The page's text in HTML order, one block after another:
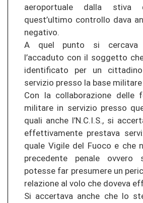
aeroportuale dalla stiva
quest’ultimo controllo dava
negativo.
A quel punto si cercava
l’accaduto con il soggetto
identificato per un
servizio presso la base
Con la collaborazione delle
militare in servizio presso
quali anche l’N.C.I.S., si
effettivamente prestava
quale Vigile del Fuoco e che
precedente penale ovvero
potesse far presumere un
relazione al volo che doveva
Si accertava anche che lo